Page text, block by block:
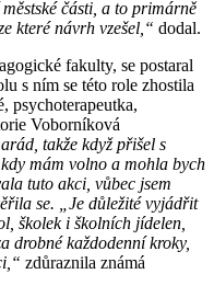
části, a to primárně
které návrh vzešel,“ dodal.
fakulty, se postaral
s ním se této role zhostila
psychoterapeutka,
Voborníková
takže když přišel s
mám volno a mohla bych
tuto akci, vůbec jsem
se. „Je důležité vyjádřit
školek i školních jídelen,
drobné každodenní kroky,
zdůraznila známá